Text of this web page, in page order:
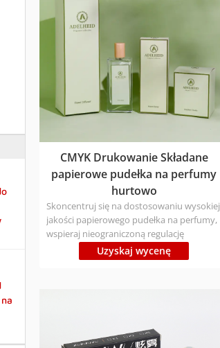
zapytanie!
CMYK Drukowanie Składane
papierowe pudełka na perfumy
hurtowo
Skoncentruj się na dostosowaniu wysokiej
jakości papierowego pudełka na perfumy,
wspieraj nieograniczoną regulację
rozmiaru, spersonalizowany projekt
podszewki zgodnie z charakterystyką
Uzyskaj wycenę